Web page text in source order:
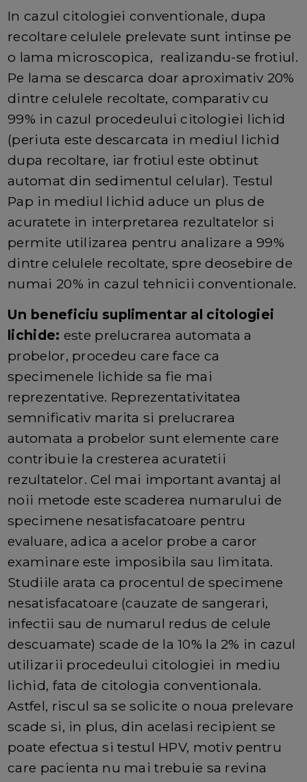
In cazul citologiei conventionale, dupa
recoltare celulele prelevate sunt intinse pe
o lama microscopica, realizandu-se frotiul.
Pe lama se descarca doar aproximativ 20%
dintre celulele recoltate, comparativ cu
99% in cazul procedeului citologiei lichid
(periuta este descarcata in mediul lichid
dupa recoltare, iar frotiul este obtinut
automat din sedimentul celular). Testul
Pap in mediul lichid aduce un plus de
acuratete in interpretarea rezultatelor si
permite utilizarea pentru analizare a 99%
dintre celulele recoltate, spre deosebire de
numai 20% in cazul tehnicii conventionale.
Un beneficiu suplimentar al citologiei
lichide: este prelucrarea automata a
probelor, procedeu care face ca
specimenele lichide sa fie mai
reprezentative. Reprezentativitatea
semnificativ marita si prelucrarea
automata a probelor sunt elemente care
contribuie la cresterea acuratetii
rezultatelor. Cel mai important avantaj al
noii metode este scaderea numarului de
specimene nesatisfacatoare pentru
evaluare, adica a acelor probe a caror
examinare este imposibila sau limitata.
Studiile arata ca procentul de specimene
nesatisfacatoare (cauzate de sangerari,
infectii sau de numarul redus de celule
descuamate) scade de la 10% la 2% in cazul
utilizarii procedeului citologiei in mediu
lichid, fata de citologia conventionala.
Astfel, riscul sa se solicite o noua prelevare
scade si, in plus, din acelasi recipient se
poate efectua si testul HPV, motiv pentru
care pacienta nu mai trebuie sa revina